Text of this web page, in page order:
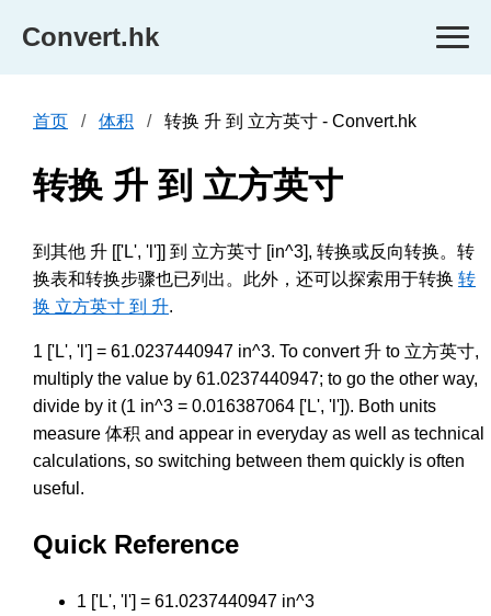
Convert.hk
首页 体积 转换 升 到 立方英寸 - Convert.hk
转换 升 到 立方英寸
到其他 升 [['L', 'l']] 到 立方英寸 [in^3], 转换或反向转换。转
换表和转换步骤也已列出。此外，还可以探索用于转换 转
换 立方英寸 到 升.
1 ['L', 'l'] = 61.0237440947 in^3. To convert 升 to 立方英寸,
multiply the value by 61.0237440947; to go the other way,
divide by it (1 in^3 = 0.016387064 ['L', 'l']). Both units
measure 体积 and appear in everyday as well as technical
calculations, so switching between them quickly is often
useful.
Quick Reference
1 ['L', 'l'] = 61.0237440947 in^3